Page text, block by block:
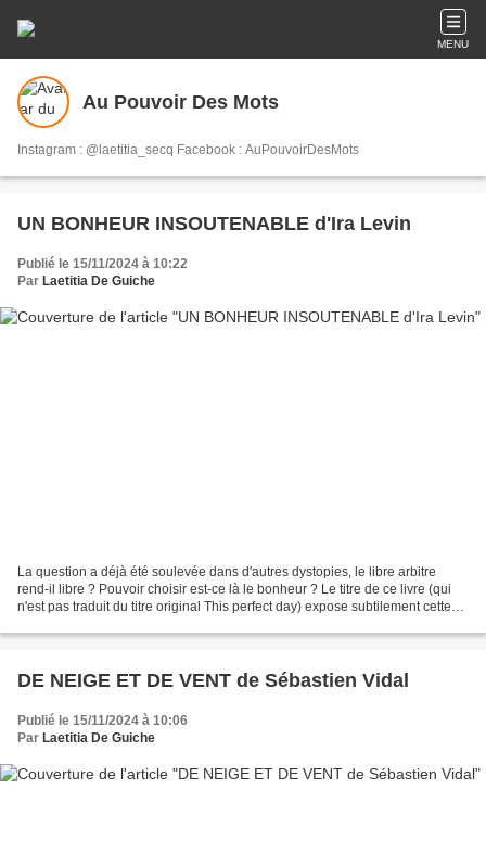
MENU
Au Pouvoir Des Mots
Instagram : @laetitia_secq Facebook : AuPouvoirDesMots
UN BONHEUR INSOUTENABLE d'Ira Levin
Publié le 15/11/2024 à 10:22
Par Laetitia De Guiche
La question a déjà été soulevée dans d'autres dystopies, le libre arbitre
rend-il libre ? Pouvoir choisir est-ce là le bonheur ? Le titre de ce livre (qui
n'est pas traduit du titre original This perfect day) expose subtilement cette
DE NEIGE ET DE VENT de Sébastien Vidal
Publié le 15/11/2024 à 10:06
Par Laetitia De Guiche